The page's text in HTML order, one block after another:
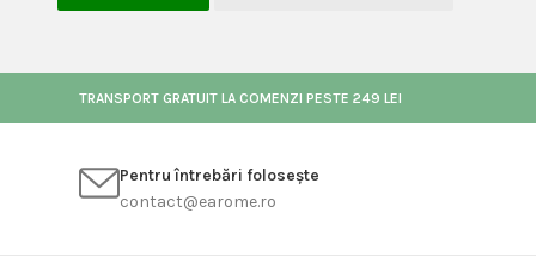
TRANSPORT GRATUIT LA COMENZI PESTE 249 LEI
Pentru întrebări folosește
contact@earome.ro